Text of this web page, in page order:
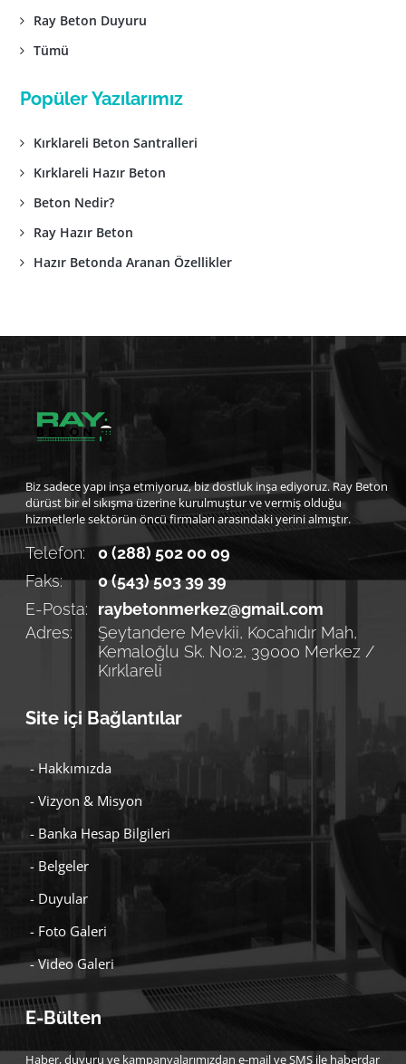
Ray Beton Duyuru
Tümü
Popüler Yazılarımız
Kırklareli Beton Santralleri
Kırklareli Hazır Beton
Beton Nedir?
Ray Hazır Beton
Hazır Betonda Aranan Özellikler
Biz sadece yapı inşa etmiyoruz, biz dostluk inşa ediyoruz. Ray Beton
dürüst bir el sıkışma üzerine kurulmuştur ve vermiş olduğu
hizmetlerle sektörün öncü firmaları arasındaki yerini almıştır.
Telefon:
0 (288) 502 00 09
Faks:
0 (543) 503 39 39
E-Posta:
raybetonmerkez@gmail.com
Adres:
Şeytandere Mevkii, Kocahıdır Mah,
Kemaloğlu Sk. No:2, 39000 Merkez /
Kırklareli
Site içi Bağlantılar
- Hakkımızda
- Vizyon & Misyon
- Banka Hesap Bilgileri
- Belgeler
- Duyular
- Foto Galeri
- Video Galeri
E-Bülten
Haber, duyuru ve kampanyalarımızdan e-mail ve SMS ile haberdar